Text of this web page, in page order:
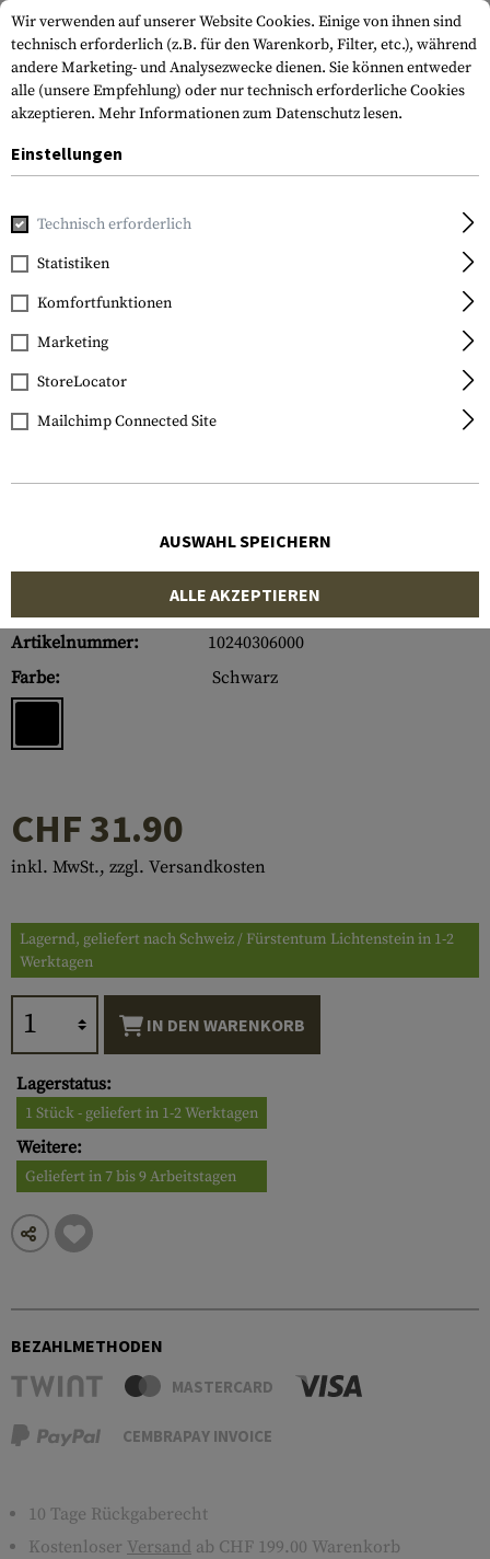
Home Tactical Gear
Frontline
NG Gloves Holder
Artikelnummer:
10240306000
Farbe:
Schwarz
CHF 31.90
inkl. MwSt., zzgl. Versandkosten
Lagernd, geliefert nach Schweiz / Fürstentum Lichtenstein in 1-2
Werktagen
IN DEN WARENKORB
Lagerstatus:
1 Stück - geliefert in 1-2 Werktagen
Weitere:
Geliefert in 7 bis 9 Arbeitstagen
BEZAHLMETHODEN
MASTERCARD
CEMBRAPAY INVOICE
10 Tage Rückgaberecht
Kostenloser Versand ab CHF 199.00 Warenkorb
Wir verwenden auf unserer Website Cookies. Einige von ihnen sind
technisch erforderlich (z.B. für den Warenkorb, Filter, etc.), während
andere Marketing- und Analysezwecke dienen. Sie können entweder
alle (unsere Empfehlung) oder nur technisch erforderliche Cookies
akzeptieren. Mehr Informationen zum Datenschutz lesen.
Einstellungen
Technisch erforderlich
Statistiken
Komfortfunktionen
Marketing
StoreLocator
Mailchimp Connected Site
AUSWAHL SPEICHERN
ALLE AKZEPTIEREN